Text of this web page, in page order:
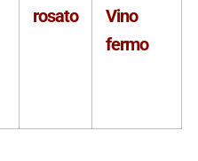
rosato
Vino
fermo